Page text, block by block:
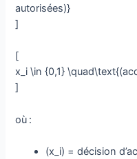
autorisées)}
]
[
x_i \in {0,1}
]
où :
(x_i) = décision